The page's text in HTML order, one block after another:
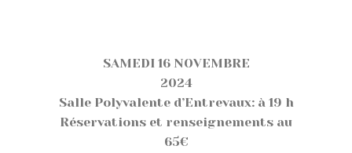
SAMEDI 16 NOVEMBRE
2024
Salle Polyvalente d’Entrevaux: à 19 h
Réservations et renseignements au
65€